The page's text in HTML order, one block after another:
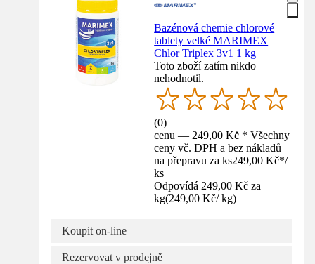
Bazénová chemie chlorové
tablety velké MARIMEX
Chlor Triplex 3v1 1 kg
Toto zboží zatím nikdo
nehodnotil.
(0)
cenu — 249,00 Kč * Všechny
ceny vč. DPH a bez nákladů
na přepravu za ks249,00 Kč*/
ks
Odpovídá 249,00 Kč za
kg(249,00 Kč/ kg)
Koupit on-line
Rezervovat v prodejně